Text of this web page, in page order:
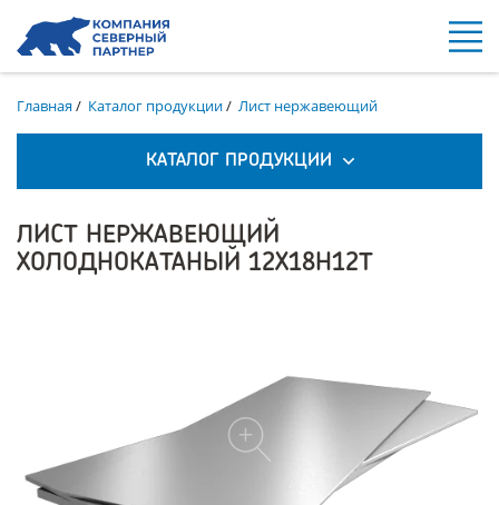
Главная/ Каталог продукции/ Лист нержавеющий
КАТАЛОГ ПРОДУКЦИИ
ЛИСТ НЕРЖАВЕЮЩИЙ
ХОЛОДНОКАТАНЫЙ 12Х18Н12Т